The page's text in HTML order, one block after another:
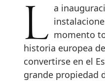
La inauguración de estas momento
historia europea
convertirse en el
grande propiedad